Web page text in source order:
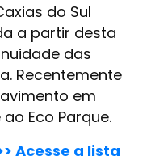
do Sul
a partir desta
das
Recentemente
em
Eco Parque.
Acesse a lista